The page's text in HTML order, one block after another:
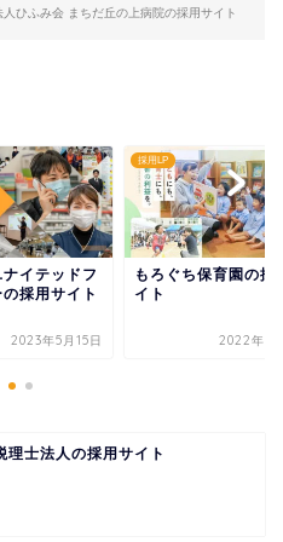
人ひふみ会 まちだ丘の上病院の採用サイト
イテッドフ
採用サイト
2023年5月15日
採用LP
もろぐち保育園の採
イト
2022年8
理士法人の採用サイト